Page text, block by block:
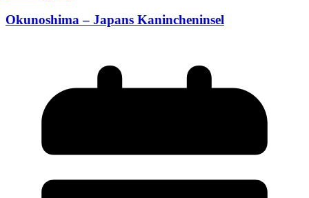
Okunoshima – Japans Kanincheninsel